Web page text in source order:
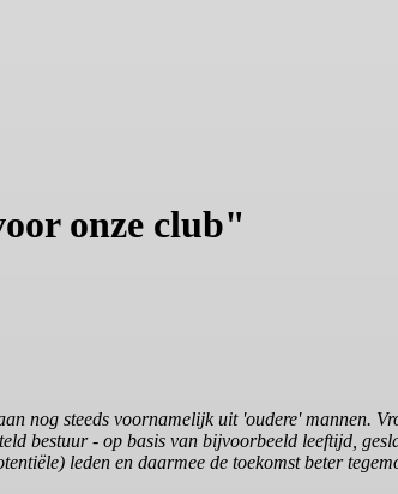
onze club"
nog steeds voornamelijk uit 'oudere' mannen.
bestuur - op basis van bijvoorbeeld leeftijd,
leden en daarmee de toekomst beter